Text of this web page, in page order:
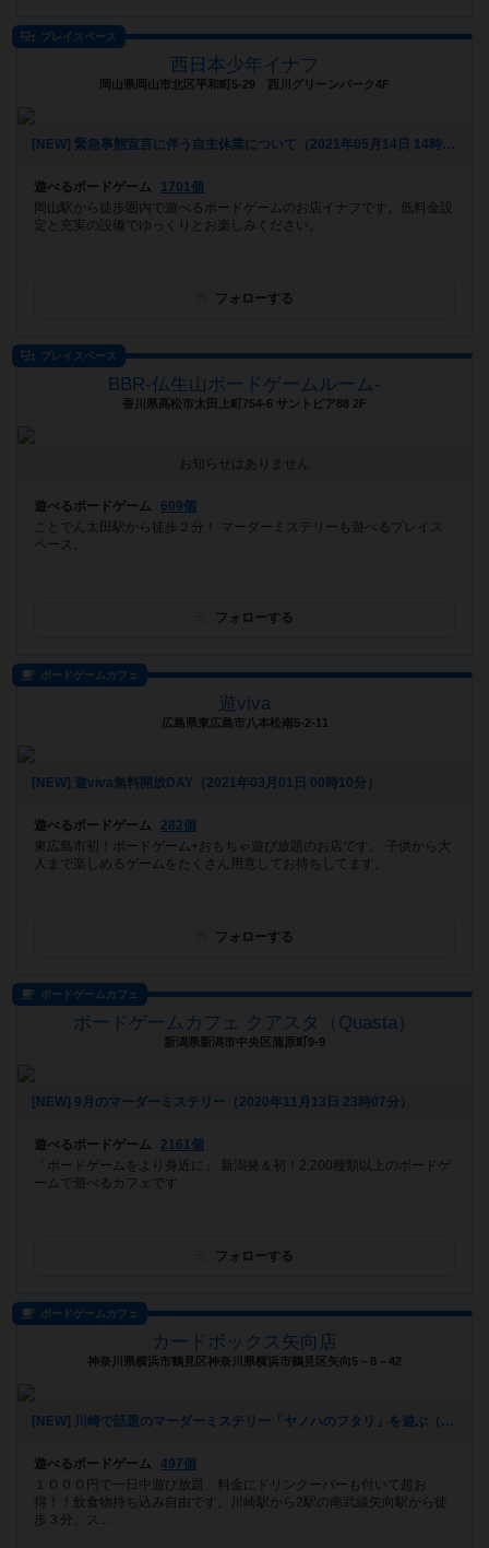
プレイスペース
西日本少年イナフ
岡山県岡山市北区平和町5-29 西川グリーンパーク4F
[NEW] 緊急事態宣言に伴う自主休業について（2021年05月14日 14時23分）
遊べるボードゲーム
1701個
岡山駅から徒歩圏内で遊べるボードゲームのお店イナフです。低料金設
定と充実の設備でゆっくりとお楽しみください。
フォローする
プレイスペース
BBR-仏生山ボードゲームルーム-
香川県高松市太田上町754-6 サントピア88 2F
お知らせはありません
遊べるボードゲーム
609個
ことでん太田駅から徒歩２分！ マーダーミステリーも遊べるプレイス
ペース。
フォローする
ボードゲームカフェ
遊viva
広島県東広島市八本松南5-2-11
[NEW] 遊viva無料開放DAY（2021年03月01日 00時10分）
遊べるボードゲーム
282個
東広島市初！ボードゲーム+おもちゃ遊び放題のお店です。 子供から大
人まで楽しめるゲームをたくさん用意してお待ちしてます。
フォローする
ボードゲームカフェ
ボードゲームカフェ クアスタ（Quasta）
新潟県新潟市中央区蒲原町9-9
[NEW] 9月のマーダーミステリー（2020年11月13日 23時07分）
遊べるボードゲーム
2161個
「ボードゲームをより身近に」 新潟発＆初！2,200種類以上のボードゲ
ームで遊べるカフェです
フォローする
ボードゲームカフェ
カードボックス矢向店
神奈川県横浜市鶴見区神奈川県横浜市鶴見区矢向5－8－42
[NEW] 川崎で話題のマーダーミステリー「ヤノハのフタリ」を遊ぶ（2020年07月26日 15時36分）
遊べるボードゲーム
497個
１０００円で一日中遊び放題、料金にドリンクーバーも付いて超お
得！！飲食物持ち込み自由です。川崎駅から2駅の南武線矢向駅から徒
歩３分、ス...